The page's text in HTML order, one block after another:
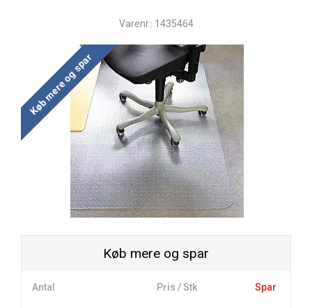
Varenr.: 1435464
Køb mere og spar
Køb mere og spar
Antal Pris / Stk Spar